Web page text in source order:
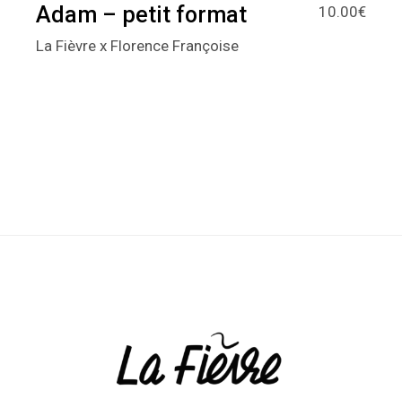
Adam – petit format 10.00€
La Fièvre x Florence Françoise